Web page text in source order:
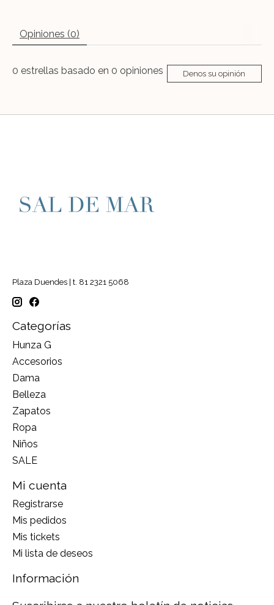
Opiniones (0)
0 estrellas basado en 0 opiniones Denos su opinión
Plaza Duendes | t. 81 2321 5068
Categorías
Hunza G
Accesorios
Dama
Belleza
Zapatos
Ropa
Niños
SALE
Mi cuenta
Registrarse
Mis pedidos
Mis tickets
Mi lista de deseos
Información